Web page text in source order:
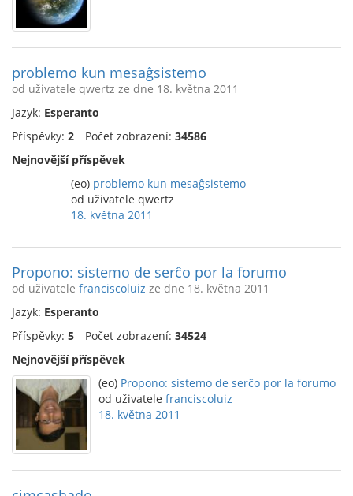
problemo kun mesaĝsistemo
od uživatele qwertz ze dne 18. května 2011
Jazyk: Esperanto
Příspěvky: 2 Počet zobrazení: 34586
Nejnovější příspěvek
(eo) problemo kun mesaĝsistemo
od uživatele qwertz
18. května 2011
Propono: sistemo de serĉo por la forumo
od uživatele franciscoluiz ze dne 18. května 2011
Jazyk: Esperanto
Příspěvky: 5 Počet zobrazení: 34524
Nejnovější příspěvek
(eo) Propono: sistemo de serĉo por la forumo
od uživatele franciscoluiz
18. května 2011